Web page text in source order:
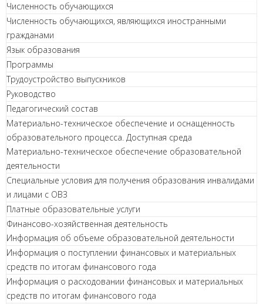
Численность обучающихся
Численность обучающихся, являющихся иностранными
гражданами
Язык образования
Программы
Трудоустройство выпускников
Руководство
Педагогический состав
Материально-техническое обеспечение и оснащенность
образовательного процесса. Доступная среда
Материально-техническое обеспечение образовательной
деятельности
Специальные условия для получения образования инвалидами
и лицами с ОВЗ
Платные образовательные услуги
Финансово-хозяйственная деятельность
Информация об объеме образовательной деятельности
Информация о поступлении финансовых и материальных
средств по итогам финансового года
Информация о расходовании финансовых и материальных
средств по итогам финансового года